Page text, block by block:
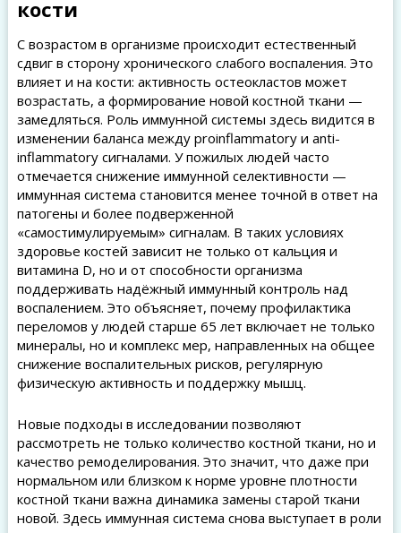
кости
С возрастом в организме происходит естественный
сдвиг в сторону хронического слабого воспаления. Это
влияет и на кости: активность остеокластов может
возрастать, а формирование новой костной ткани —
замедляться. Роль иммунной системы здесь видится в
изменении баланса между proinflammatory и anti-
inflammatory сигналами. У пожилых людей часто
отмечается снижение иммунной селективности —
иммунная система становится менее точной в ответ на
патогены и более подверженной
«самостимулируемым» сигналам. В таких условиях
здоровье костей зависит не только от кальция и
витамина D, но и от способности организма
поддерживать надёжный иммунный контроль над
воспалением. Это объясняет, почему профилактика
переломов у людей старше 65 лет включает не только
минералы, но и комплекс мер, направленных на общее
снижение воспалительных рисков, регулярную
физическую активность и поддержку мышц.
Новые подходы в исследовании позволяют
рассмотреть не только количество костной ткани, но и
качество ремоделирования. Это значит, что даже при
нормальном или близком к норме уровне плотности
костной ткани важна динамика замены старой ткани
новой. Здесь иммунная система снова выступает в роли